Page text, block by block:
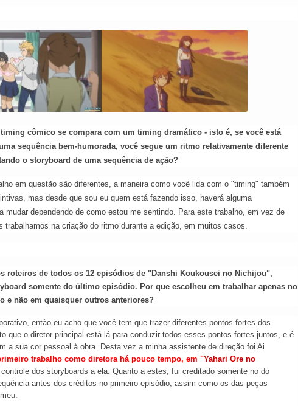
cômico se compara com um timing dramático - isto é, se você está
sequência bem-humorada, você segue um ritmo relativamente diferente
o storyboard de uma sequência de ação?
em questão são diferentes, a maneira como você lida com o "timing" também
mas desde que sou eu quem está fazendo isso, haverá alguma
mudar dependendo de como estou me sentindo. Para este trabalho, em vez de
trabalhamos na criação do ritmo durante a edição, em muitos casos.
roteiros de todos os 12 episódios de "Danshi Koukousei no Nichijou",
somente do último episódio. Por que escolheu em trabalhar apenas no
e não em quaisquer outros anteriores?
então eu acho que você tem que trazer diferentes pontos fortes dos
que o diretor principal está lá para conduzir todos esses pontos fortes juntos, e é
a sua cor pessoal à obra. Desta vez a minha assistente de direção foi Ai
trabalho como diretora há pouco tempo, em "Yahari Ore no
dos storyboards a ela. Quanto a estes, fui creditado somente no do
antes dos créditos no primeiro episódio, assim como os das peças